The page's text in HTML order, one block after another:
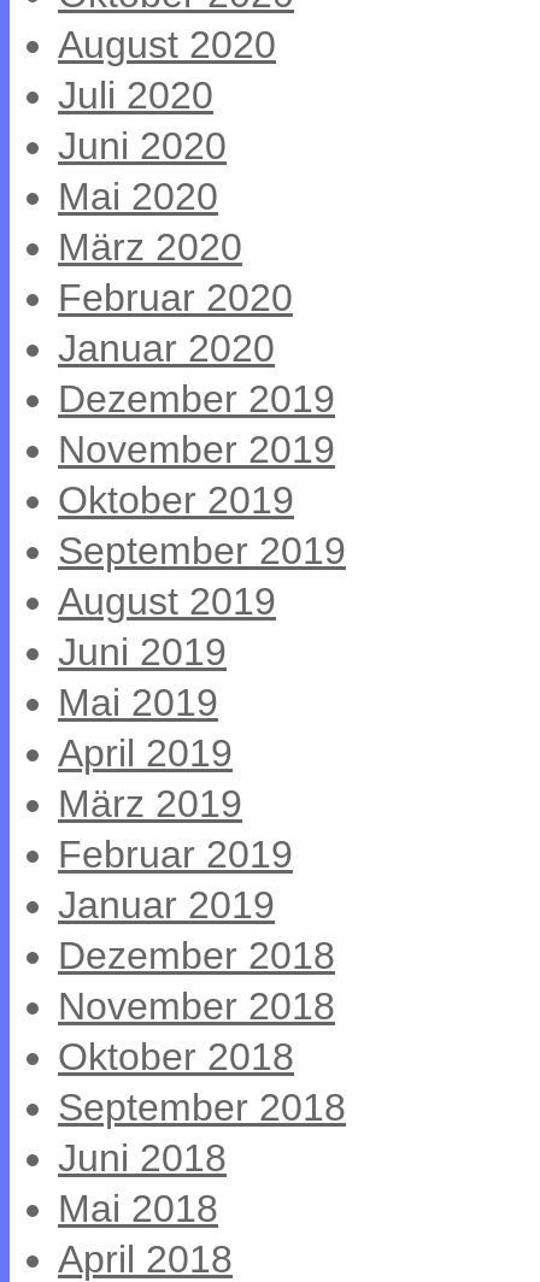
August 2020
Juli 2020
Juni 2020
Mai 2020
März 2020
Februar 2020
Januar 2020
Dezember 2019
November 2019
Oktober 2019
September 2019
August 2019
Juni 2019
Mai 2019
April 2019
März 2019
Februar 2019
Januar 2019
Dezember 2018
November 2018
Oktober 2018
September 2018
Juni 2018
Mai 2018
April 2018